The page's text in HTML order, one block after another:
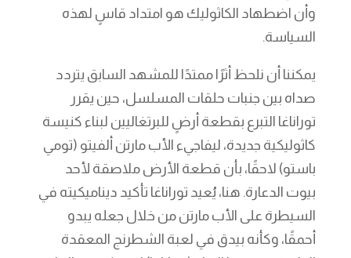
وأن اضطهاد الكاثوليك هو امتداد قاسٍ لهذه
السياسة.
يمكننا أن نلحظ أثرًا ممتدًا للمشهد السابق يتردد
صداه بين جنبات حلقات المسلسل، حين يقرر
توراناغا التبرع بقطعة أرضٍ للبرتغاليين لبناء كنيسة
كاثوليكية جديدة، ليفاجيء الأب مارتن ألفيتو (تومي
باستو) لاحقًا، بأن قطعة الأرض ملاصقة لأحد
بيوت الدعارة. هنا، يُعيد توراناغا تأكيد ديناميكيته في
السيطرة على الأب مارتن من خلال جعله يبدو
أحمقًا، وكأنه بيدق في لعبة الشطرنج المعقدة